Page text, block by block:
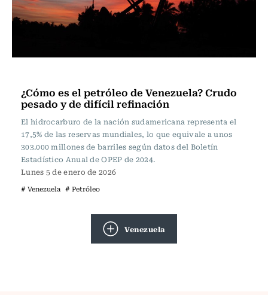
¿Cómo es el petróleo de Venezuela? Crudo
pesado y de difícil refinación
El hidrocarburo de la nación sudamericana representa el
17,5% de las reservas mundiales, lo que equivale a unos
303.000 millones de barriles según datos del Boletín
Estadístico Anual de OPEP de 2024.
Lunes 5 de enero de 2026
# Venezuela # Petróleo
Venezuela